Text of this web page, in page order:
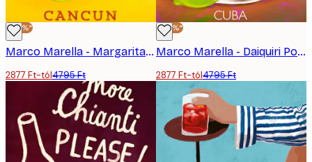
-40%*
Marco Marella - Margarita Poszter
2877 Ft-tól4795 Ft
-40%*
Marco Marella - Daiquiri Poszter
2877 Ft-tól4795 Ft